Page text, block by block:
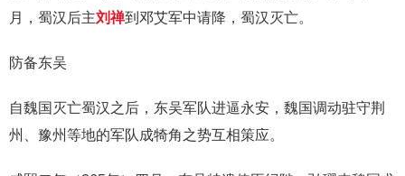
月，蜀汉后主刘禅到邓艾军中请降，蜀汉灭亡。
防备东吴
自魏国灭亡蜀汉之后，东吴军队进逼永安，魏国调动驻守荆
州、豫州等地的军队成犄角之势互相策应。